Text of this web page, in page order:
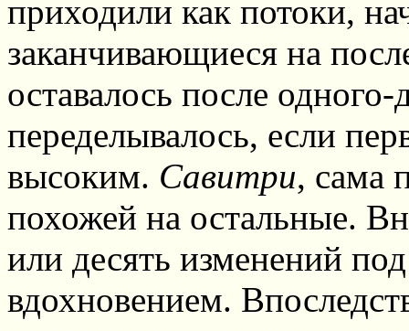
приходили как потоки,
заканчивающиеся на
оставалось после
переделывалось, если
высоким. Савитри, сама
похожей на остальные.
или десять изменений
вдохновением.